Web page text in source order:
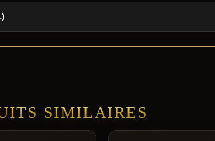
SIMILAIRES